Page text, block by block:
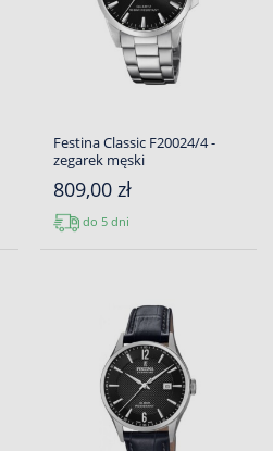
Festina Classic F20024/4 -
zegarek męski
809,00 zł
do 5 dni